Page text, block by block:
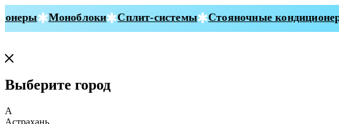
Моноблоки Сплит-системы Стояночные кондиционеры
Выберите город
А